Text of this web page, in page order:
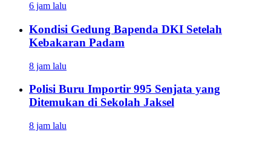
6 jam lalu
Kondisi Gedung Bapenda DKI Setelah
Kebakaran Padam
8 jam lalu
Polisi Buru Importir 995 Senjata yang
Ditemukan di Sekolah Jaksel
8 jam lalu